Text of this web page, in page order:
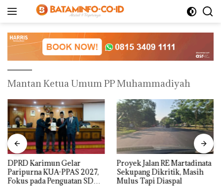
Mantan Ketua Umum PP Muhammadiyah
DPRD Karimun Gelar
Paripurna KUA-PPAS 2027,
Fokus pada Penguatan SDM,
Proyek Jalan RE Martadinata
Sekupang Dikritik, Masih
Mulus Tapi Diaspal